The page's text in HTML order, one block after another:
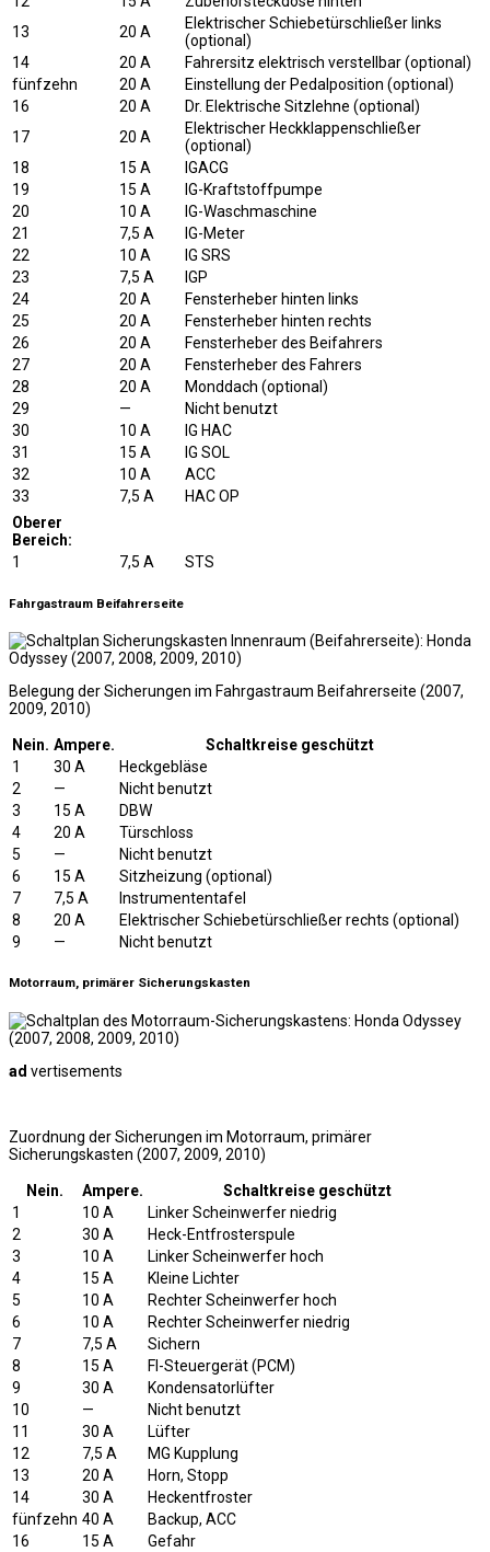
13
20 A
Elektrischer Schiebetürschließer links
(optional)
14
20 A
Fahrersitz elektrisch verstellbar (optional)
fünfzehn
20 A
Einstellung der Pedalposition (optional)
16
20 A
Dr. Elektrische Sitzlehne (optional)
17
20 A
Elektrischer Heckklappenschließer
(optional)
18
15 A
IGACG
19
15 A
IG-Kraftstoffpumpe
20
10 A
IG-Waschmaschine
21
7,5 A
IG-Meter
22
10 A
IG SRS
23
7,5 A
IGP
24
20 A
Fensterheber hinten links
25
20 A
Fensterheber hinten rechts
26
20 A
Fensterheber des Beifahrers
27
20 A
Fensterheber des Fahrers
28
20 A
Monddach (optional)
29
—
Nicht benutzt
30
10 A
IG HAC
31
15 A
IG SOL
32
10 A
ACC
33
7,5 A
HAC OP
Oberer
Bereich:
1
7,5 A STS
Fahrgastraum Beifahrerseite
Belegung der Sicherungen im Fahrgastraum Beifahrerseite (2007,
2009, 2010)
Nein. Ampere.
Schaltkreise geschützt
1
30 A
Heckgebläse
2
—
Nicht benutzt
3
15 A
DBW
4
20 A
Türschloss
5
—
Nicht benutzt
6
15 A
Sitzheizung (optional)
7
7,5 A
Instrumententafel
8
20 A
Elektrischer Schiebetürschließer rechts (optional)
9
— Nicht benutzt
Motorraum, primärer Sicherungskasten
ad vertisements
Zuordnung der Sicherungen im Motorraum, primärer
Sicherungskasten (2007, 2009, 2010)
Nein. Ampere.
Schaltkreise geschützt
1
10 A
Linker Scheinwerfer niedrig
2
30 A
Heck-Entfrosterspule
3
10 A
Linker Scheinwerfer hoch
4
15 A
Kleine Lichter
5
10 A
Rechter Scheinwerfer hoch
6
10 A
Rechter Scheinwerfer niedrig
7
7,5 A
Sichern
8
15 A
FI-Steuergerät (PCM)
9
30 A
Kondensatorlüfter
10
—
Nicht benutzt
11
30 A
Lüfter
12
7,5 A
MG Kupplung
13
20 A
Horn, Stopp
14
30 A
Heckentfroster
fünfzehn 40 A
Backup, ACC
16
15 A
Gefahr